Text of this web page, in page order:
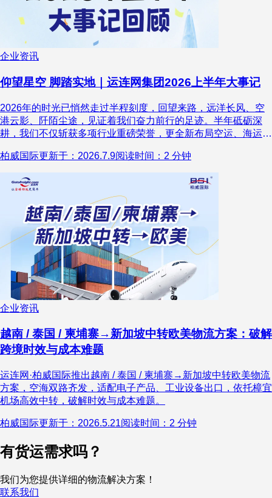
企业资讯
仰望星空 脚踏实地｜运连网集团2026上半年大事记
2026年的时光已悄然走过半程刻度，回望来路，远洋长风、空
港云影、阡陌尘途，见证着我们奋力前行的足迹。半年砥砺深
耕，我们不仅斩获多项行业重磅荣誉，更全新布局空运、海运、
命，于国际物流浪潮中奋楫争先，以专业化运营与数字化技术为
核心驱动力，不断织密全球服务网络，拓展全球供应链服务版
图，在时代浪潮中奋楫向前，交出了一份有温度、有底气、有力
柏威国际更新于：2026.7.9阅读时间：2 分钟
企业资讯
越南 / 泰国 / 柬埔寨→新加坡中转欧美物流方案：破解
跨境时效与成本难题
运连网·柏威国际推出越南 / 泰国 / 柬埔寨→新加坡中转欧美物流
方案，空海双路齐发，适配电子产品、工业设备出口，依托樟宜
机场高效中转，破解时效与成本难题。
柏威国际更新于：2026.5.21阅读时间：2 分钟
有货运需求吗？
我们为您提供详细的物流解决方案！
联系我们